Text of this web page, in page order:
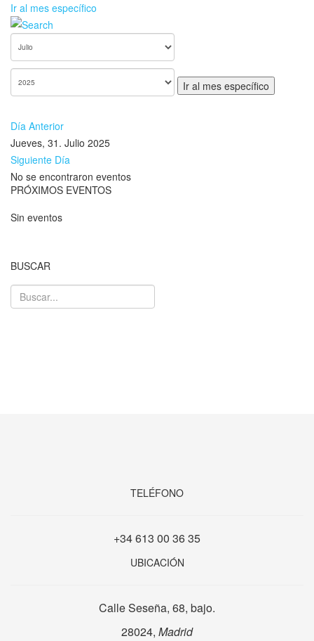
Ir al mes específico
Ir al mes específico
Día Anterior
Jueves, 31. Julio 2025
Siguiente Día
No se encontraron eventos
PRÓXIMOS EVENTOS
Sin eventos
BUSCAR
TELÉFONO
+34 613 00 36 35
UBICACIÓN
Calle Seseña, 68, bajo.
28024, Madrid